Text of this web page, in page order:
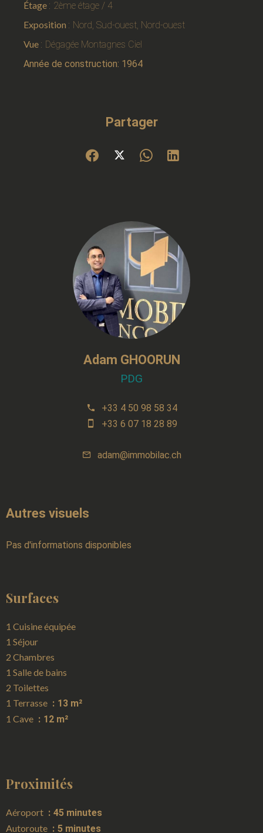
Étage
2ème étage / 4
Exposition
Nord, Sud-ouest, Nord-ouest
Vue
Dégagée Montagnes Ciel
Année de construction: 1964
Partager
Adam GHOORUN
PDG
+33 4 50 98 58 34
+33 6 07 18 28 89
adam@immobilac.ch
Autres visuels
Pas d'informations disponibles
Surfaces
1 Cuisine équipée
1 Séjour
2 Chambres
1 Salle de bains
2 Toilettes
1 Terrasse
13 m²
1 Cave
12 m²
Proximités
Aéroport
45 minutes
Autoroute
5 minutes